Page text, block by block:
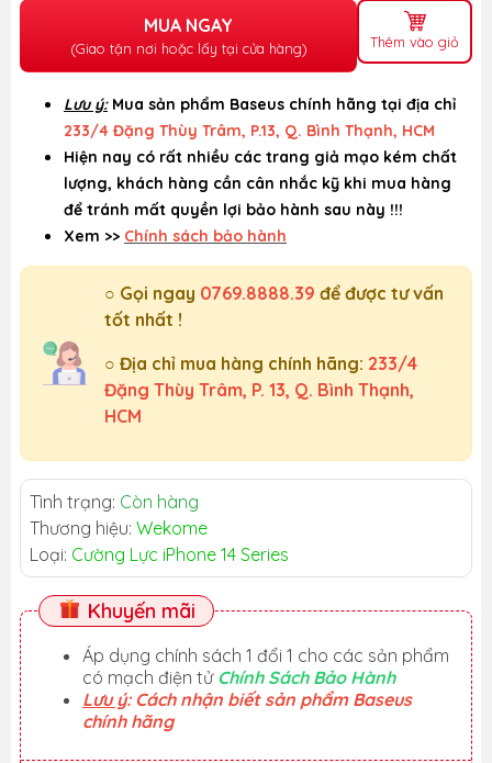
MUA NGAY
(Giao tận nơi hoặc lấy tại cửa hàng) Thêm vào giỏ
Lưu ý: Mua sản phẩm Baseus chính hãng tại địa chỉ
233/4 Đặng Thùy Trâm, P.13, Q. Bình Thạnh, HCM
Hiện nay có rất nhiều các trang giả mạo kém chất
lượng, khách hàng cần cân nhắc kỹ khi mua hàng
để tránh mất quyền lợi bảo hành sau này !!!
Xem >> Chính sách bảo hành
○ Gọi ngay 0769.8888.39 để được tư vấn
tốt nhất !
○ Địa chỉ mua hàng chính hãng: 233/4
Đặng Thùy Trâm, P. 13, Q. Bình Thạnh,
HCM
Tình trạng: Còn hàng
Thương hiệu: Wekome
Loại: Cường Lực iPhone 14 Series
Khuyến mãi
Áp dụng chính sách 1 đổi 1 cho các sản phẩm
có mạch điện tử Chính Sách Bảo Hành
Lưu ý: Cách nhận biết sản phẩm Baseus
chính hãng